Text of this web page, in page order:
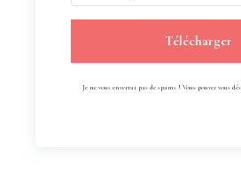
Télécharger
Je ne vous enverrai pas de spams ! Vous pouvez vous